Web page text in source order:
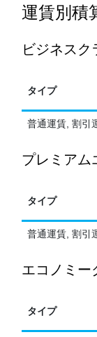
運賃別積
ビジネスク
タイプ
普通運賃, 割引
プレミアム
タイプ
普通運賃, 割引
エコノミー
タイプ